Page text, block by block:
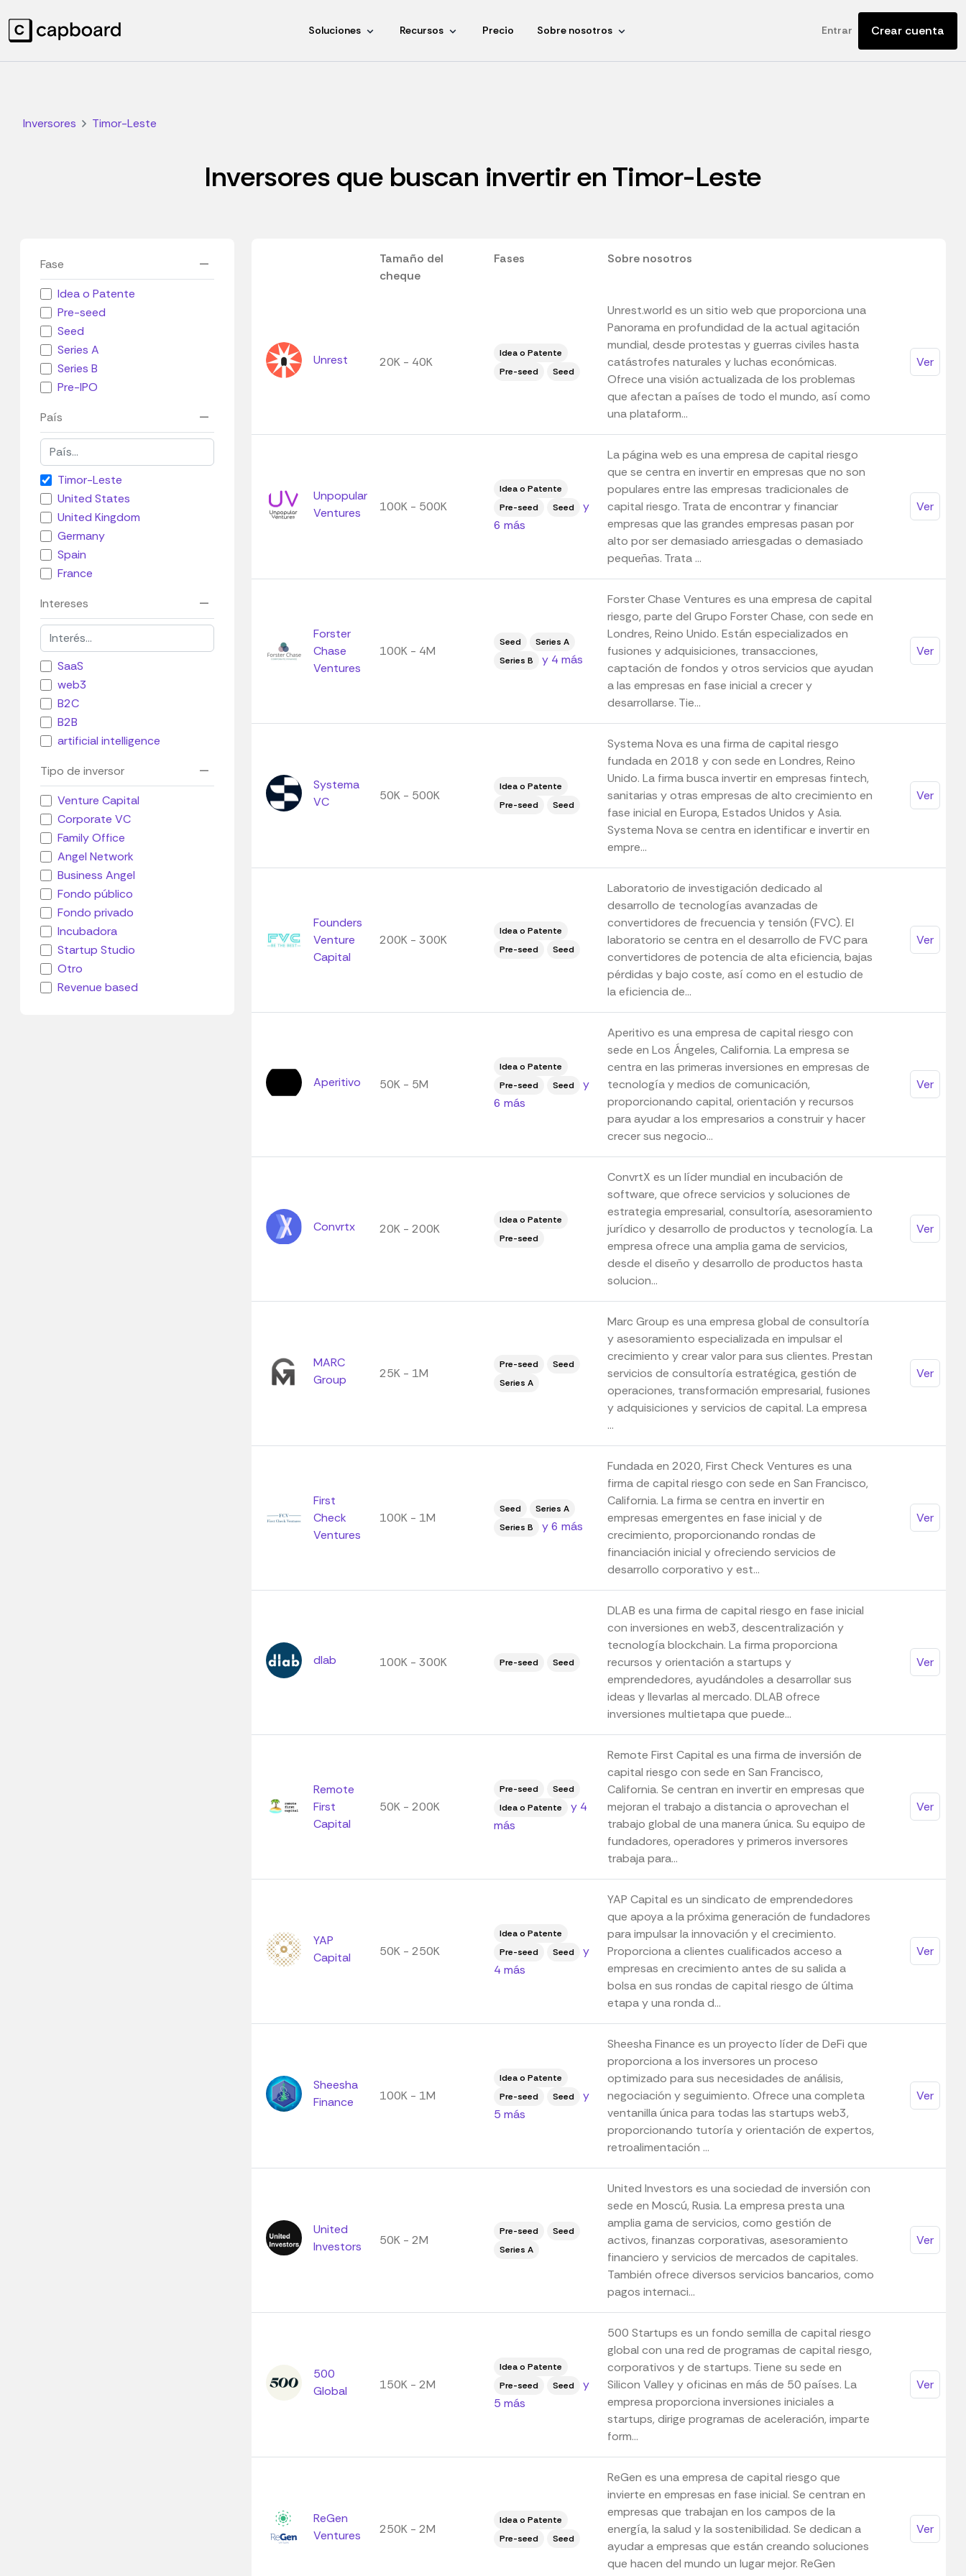
Soluciones Recursos Precio Sobre nosotros Entrar Crear cuenta
Inversores Timor-Leste
Inversores que buscan invertir en Timor-Leste
Fase
Idea o Patente
Pre-seed
Seed
Series A
Series B
Pre-IPO
País
Timor-Leste
United States
United Kingdom
Germany
Spain
France
Intereses
SaaS
web3
B2C
B2B
artificial intelligence
Tipo de inversor
Venture Capital
Corporate VC
Family Office
Angel Network
Business Angel
Fondo público
Fondo privado
Incubadora
Startup Studio
Otro
Revenue based
Tamaño del
cheque
Fases Sobre nosotros
Unrest 20K - 40K
Idea o Patente
Pre-seed
Seed
Unrest.world es un sitio web que proporciona una
Panorama en profundidad de la actual agitación
mundial, desde protestas y guerras civiles hasta
catástrofes naturales y luchas económicas.
Ofrece una visión actualizada de los problemas
que afectan a países de todo el mundo, así como
una plataform...
Ver
Unpopular
Ventures
100K - 500K
Idea o Patente
Pre-seed
Seed
y
6 más
La página web es una empresa de capital riesgo
que se centra en invertir en empresas que no son
populares entre las empresas tradicionales de
capital riesgo. Trata de encontrar y financiar
empresas que las grandes empresas pasan por
alto por ser demasiado arriesgadas o demasiado
pequeñas. Trata ...
Ver
Forster
Chase
Ventures
100K - 4M
Seed
Series A
Series B
y 4 más
Forster Chase Ventures es una empresa de capital
riesgo, parte del Grupo Forster Chase, con sede en
Londres, Reino Unido. Están especializados en
fusiones y adquisiciones, transacciones,
captación de fondos y otros servicios que ayudan
a las empresas en fase inicial a crecer y
desarrollarse. Tie...
Ver
Systema
VC
50K - 500K
Idea o Patente
Pre-seed
Seed
Systema Nova es una firma de capital riesgo
fundada en 2018 y con sede en Londres, Reino
Unido. La firma busca invertir en empresas fintech,
sanitarias y otras empresas de alto crecimiento en
fase inicial en Europa, Estados Unidos y Asia.
Systema Nova se centra en identificar e invertir en
empre...
Ver
Founders
Venture
Capital
200K - 300K
Idea o Patente
Pre-seed
Seed
Laboratorio de investigación dedicado al
desarrollo de tecnologías avanzadas de
convertidores de frecuencia y tensión (FVC). El
laboratorio se centra en el desarrollo de FVC para
convertidores de potencia de alta eficiencia, bajas
pérdidas y bajo coste, así como en el estudio de
la eficiencia de...
Ver
Aperitivo 50K - 5M
Idea o Patente
Pre-seed
Seed
y
6 más
Aperitivo es una empresa de capital riesgo con
sede en Los Ángeles, California. La empresa se
centra en las primeras inversiones en empresas de
tecnología y medios de comunicación,
proporcionando capital, orientación y recursos
para ayudar a los empresarios a construir y hacer
crecer sus negocio...
Ver
Convrtx 20K - 200K
Idea o Patente
Pre-seed
ConvrtX es un líder mundial en incubación de
software, que ofrece servicios y soluciones de
estrategia empresarial, consultoría, asesoramiento
jurídico y desarrollo de productos y tecnología. La
empresa ofrece una amplia gama de servicios,
desde el diseño y desarrollo de productos hasta
solucion...
Ver
MARC
Group
25K - 1M
Pre-seed
Seed
Series A
Marc Group es una empresa global de consultoría
y asesoramiento especializada en impulsar el
crecimiento y crear valor para sus clientes. Prestan
servicios de consultoría estratégica, gestión de
operaciones, transformación empresarial, fusiones
y adquisiciones y servicios de capital. La empresa
...
Ver
First
Check
Ventures
100K - 1M
Seed
Series A
Series B
y 6 más
Fundada en 2020, First Check Ventures es una
firma de capital riesgo con sede en San Francisco,
California. La firma se centra en invertir en
empresas emergentes en fase inicial y de
crecimiento, proporcionando rondas de
financiación inicial y ofreciendo servicios de
desarrollo corporativo y est...
Ver
dlab 100K - 300K Pre-seed Seed
DLAB es una firma de capital riesgo en fase inicial
con inversiones en web3, descentralización y
tecnología blockchain. La firma proporciona
recursos y orientación a startups y
emprendedores, ayudándoles a desarrollar sus
ideas y llevarlas al mercado. DLAB ofrece
inversiones multietapa que puede...
Ver
Remote
First
Capital
50K - 200K
Pre-seed
Seed
Idea o Patente
y 4
más
Remote First Capital es una firma de inversión de
capital riesgo con sede en San Francisco,
California. Se centran en invertir en empresas que
mejoran el trabajo a distancia o aprovechan el
trabajo global de una manera única. Su equipo de
fundadores, operadores y primeros inversores
trabaja para...
Ver
YAP
Capital
50K - 250K
Idea o Patente
Pre-seed
Seed
y
4 más
YAP Capital es un sindicato de emprendedores
que apoya a la próxima generación de fundadores
para impulsar la innovación y el crecimiento.
Proporciona a clientes cualificados acceso a
empresas en crecimiento antes de su salida a
bolsa en sus rondas de capital riesgo de última
etapa y una ronda d...
Ver
Sheesha
Finance
100K - 1M
Idea o Patente
Pre-seed
Seed
y
5 más
Sheesha Finance es un proyecto líder de DeFi que
proporciona a los inversores un proceso
optimizado para sus necesidades de análisis,
negociación y seguimiento. Ofrece una completa
ventanilla única para todas las startups web3,
proporcionando tutoría y orientación de expertos,
retroalimentación ...
Ver
United
Investors
50K - 2M
Pre-seed
Seed
Series A
United Investors es una sociedad de inversión con
sede en Moscú, Rusia. La empresa presta una
amplia gama de servicios, como gestión de
activos, finanzas corporativas, asesoramiento
financiero y servicios de mercados de capitales.
También ofrece diversos servicios bancarios, como
pagos internaci...
Ver
500
Global
150K - 2M
Idea o Patente
Pre-seed
Seed
y
5 más
500 Startups es un fondo semilla de capital riesgo
global con una red de programas de capital riesgo,
corporativos y de startups. Tiene su sede en
Silicon Valley y oficinas en más de 50 países. La
empresa proporciona inversiones iniciales a
startups, dirige programas de aceleración, imparte
form...
Ver
ReGen
Ventures
250K - 2M
Idea o Patente
Pre-seed
Seed
ReGen es una empresa de capital riesgo que
invierte en empresas en fase inicial. Se centran en
empresas que trabajan en los campos de la
energía, la salud y la sostenibilidad. Se dedican a
ayudar a empresas que están creando soluciones
que hacen del mundo un lugar mejor. ReGen
Ver